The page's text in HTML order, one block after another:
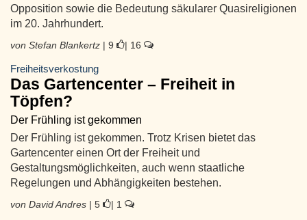
Opposition sowie die Bedeutung säkularer Quasireligionen
im 20. Jahrhundert.
von Stefan Blankertz | 9 | 16
Freiheitsverkostung
Das Gartencenter – Freiheit in
Töpfen?
Der Frühling ist gekommen
Der Frühling ist gekommen. Trotz Krisen bietet das
Gartencenter einen Ort der Freiheit und
Gestaltungsmöglichkeiten, auch wenn staatliche
Regelungen und Abhängigkeiten bestehen.
von David Andres | 5 | 1